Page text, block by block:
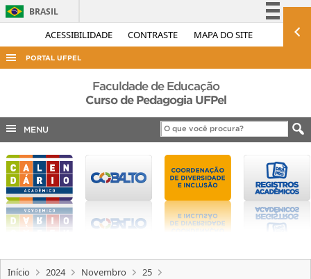
ACESSIBILIDADE CONTRASTE MAPA DO SITE
BRASIL
Simplifique!
Acesso à informação
Legislação
Canais
PORTAL UFPEL
ACESSO À INFORMAÇÃO
COBALTO
EDITAIS
INTERNACIONAL
OUVIDORIA
TELEFONES
Faculdade de Educação
Curso de Pedagogia UFPel
MENU
Início 2024 Novembro
25